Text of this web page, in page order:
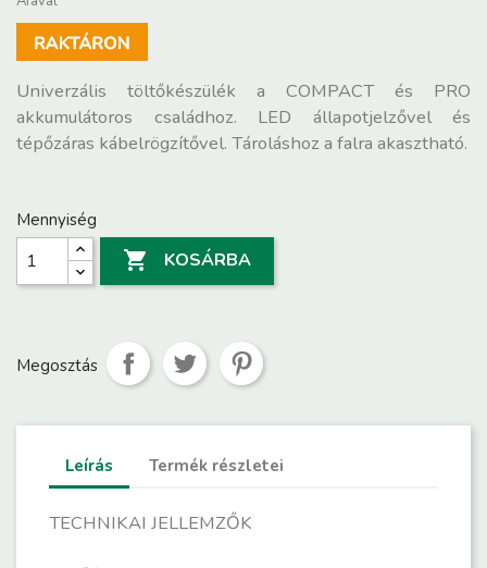
Univerzális töltőkészülék a COMPACT és PRO
akkumulátoros családhoz. LED állapotjelzővel és
tépőzáras kábelrögzítővel. Tároláshoz a falra akasztható.
Mennyiség
 KOSÁRBA
Megosztás
Leírás Termék részletei
TECHNIKAI JELLEMZŐK